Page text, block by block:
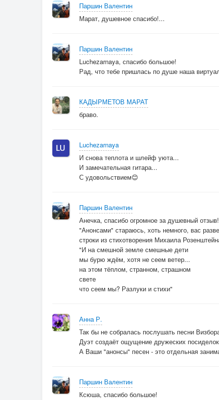
Паршин Валентин
Марат, душевное спасибо!...
Паршин Валентин
Luchezarnaya, спасибо большое!
Рад, что тебе пришлась по душе наша
КАДЫРМЕТОВ МАРАТ
браво.
Luchezarnaya
И снова теплота и шлейф уюта...
И замечательная гитара...
С удовольствием😊
Паршин Валентин
Анечка, спасибо огромное за душевный отзыв!
"Анонсами" стараюсь, хоть немного, вас
строки из стихотворения Михаила
"И на смешной земле смешные дети
мы бурю ждём, хотя не сеем ветер...
на этом тёплом, странном, страшном
свете
что сеем мы? Разлуки и стихи"
Анна Р.
Так бы не собралась послушать песни
Дуэт создаёт ощущение дружеских
А Ваши "анонсы" песен - это отдельная
Паршин Валентин
Ксюша, спасибо большое!